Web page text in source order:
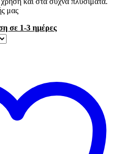
μας
σε 1-3 ημέρες